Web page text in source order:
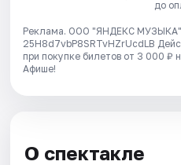
до
Реклама. ООО "ЯНДЕКС
25H8d7vbP8SRTvHZrUcdLB
при покупке билетов от 3 000 ₽
Афише!
О спектакле